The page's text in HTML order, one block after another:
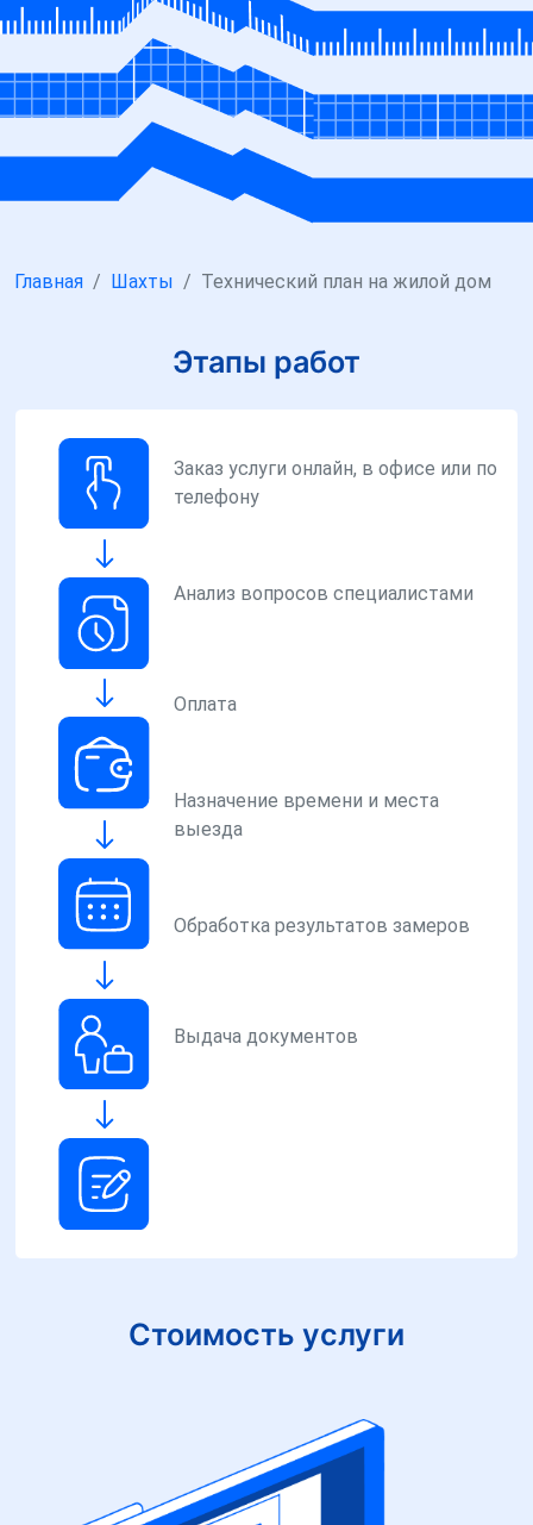
Главная Шахты Технический план на жилой дом
Этапы работ
Заказ услуги онлайн, в офисе или по
телефону
Анализ вопросов специалистами
Оплата
Назначение времени и места
выезда
Обработка результатов замеров
Выдача документов
Стоимость услуги